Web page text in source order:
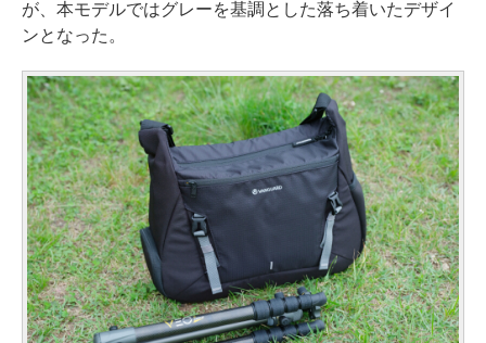
が、本モデルではグレーを基調とした落ち着いたデザイ
ンとなった。